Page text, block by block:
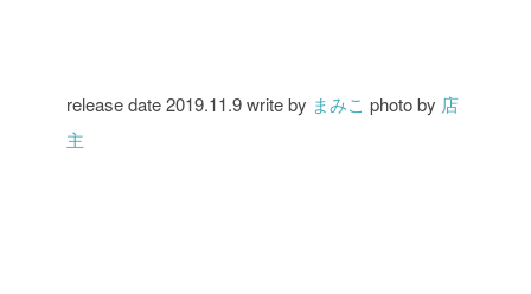
release date 2019.11.9write by まみこ photo by 店
主